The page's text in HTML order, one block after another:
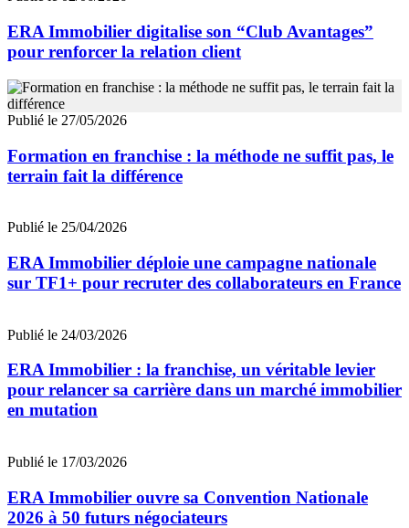
ERA Immobilier digitalise son “Club Avantages”
pour renforcer la relation client
Publié le 27/05/2026
Formation en franchise : la méthode ne suffit pas, le
terrain fait la différence
Publié le 25/04/2026
ERA Immobilier déploie une campagne nationale
sur TF1+ pour recruter des collaborateurs en France
Publié le 24/03/2026
ERA Immobilier : la franchise, un véritable levier
pour relancer sa carrière dans un marché immobilier
en mutation
Publié le 17/03/2026
ERA Immobilier ouvre sa Convention Nationale
2026 à 50 futurs négociateurs